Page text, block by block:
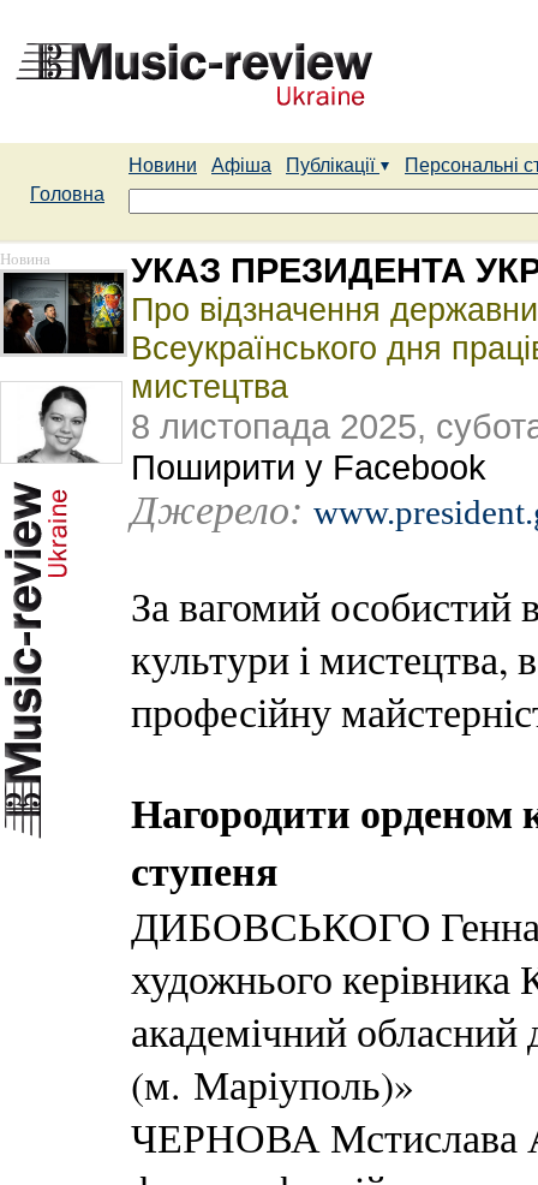
Новини Афіша Публікації
Персональні
Головна
Новина УКАЗ ПРЕЗИДЕНТА
Про відзначення
Всеукраїнського дня
мистецтва
8 листопада 2025,
Поширити у Facebook
Джерело:
За вагомий особистий
культури і мистецтва,
професійну
Нагородити орденом
ступеня
ДИБОВСЬКОГО
художнього
академічний обласний
(м. Маріуполь)»
ЧЕРНОВА Мстислава